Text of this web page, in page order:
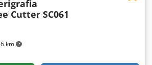
km
Cutter SC061